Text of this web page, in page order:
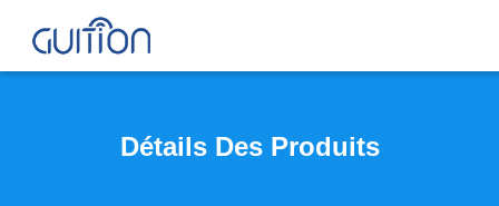
Détails Des Produits